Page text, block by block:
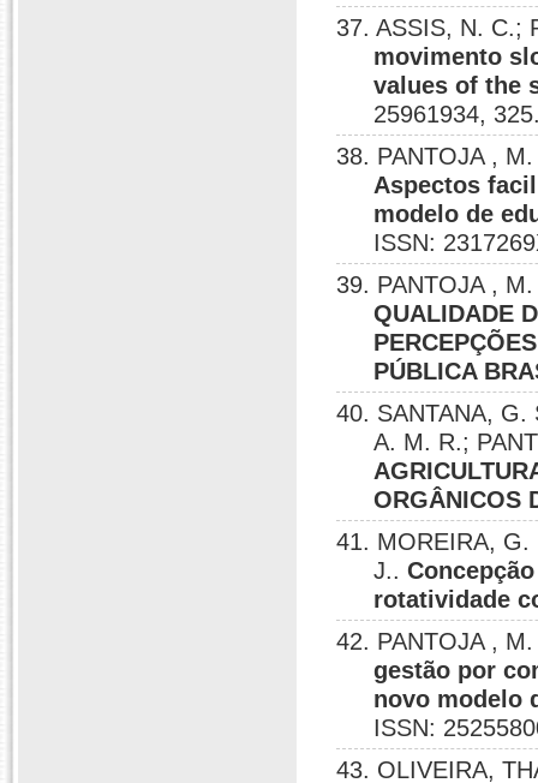
37. ASSIS, N. C.;
movimento
values of the
25961934,
38. PANTOJA ,
Aspectos
modelo de
ISSN:
39. PANTOJA ,
QUALIDADE
PÚBLICA
40. SANTANA, G.
A. M. R.;
ORGÂNICOS
41. MOREIRA, G.
J..
rotatividade
42. PANTOJA ,
gestão por
novo modelo
ISSN:
43. OLIVEIRA,